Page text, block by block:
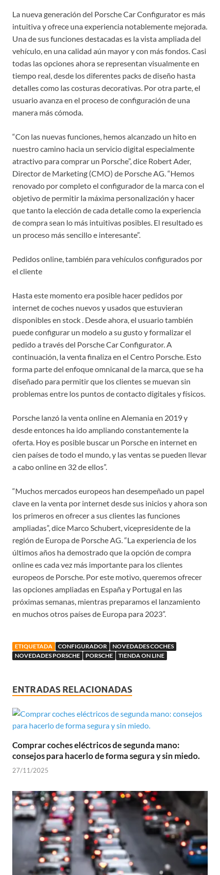
La nueva generación del Porsche Car Configurator es más
intuitiva y ofrece una experiencia notablemente mejorada.
Una de sus funciones destacadas es la vista ampliada del
vehículo, en una calidad aún mayor y con más fondos. Casi
todas las opciones ahora se representan visualmente en
tiempo real, desde los diferentes packs de diseño hasta
detalles como las costuras decorativas. Por otra parte, el
usuario avanza en el proceso de configuración de una
manera más cómoda.
“Con las nuevas funciones, hemos alcanzado un hito en
nuestro camino hacia un servicio digital especialmente
atractivo para comprar un Porsche”, dice Robert Ader,
Director de Marketing (CMO) de Porsche AG. “Hemos
renovado por completo el configurador de la marca con el
objetivo de permitir la máxima personalización y hacer
que tanto la elección de cada detalle como la experiencia
de compra sean lo más intuitivas posibles. El resultado es
un proceso más sencillo e interesante”.
Pedidos online, también para vehículos configurados por
el cliente
Hasta este momento era posible hacer pedidos por
internet de coches nuevos y usados ​​que estuvieran
disponibles en stock . Desde ahora, el usuario también
puede configurar un modelo a su gusto y formalizar el
pedido a través del Porsche Car Configurator. A
continuación, la venta finaliza en el Centro Porsche. Esto
forma parte del enfoque omnicanal de la marca, que se ha
diseñado para permitir que los clientes se muevan sin
problemas entre los puntos de contacto digitales y físicos.
Porsche lanzó la venta online en Alemania en 2019 y
desde entonces ha ido ampliando constantemente la
oferta. Hoy es posible buscar un Porsche en internet en
cien países de todo el mundo, y las ventas se pueden llevar
a cabo online en 32 de ellos”.
“Muchos mercados europeos han desempeñado un papel
clave en la venta por internet desde sus inicios y ahora son
los primeros en ofrecer a sus clientes las funciones
ampliadas”, dice Marco Schubert, vicepresidente de la
región de Europa de Porsche AG. “La experiencia de los
últimos años ha demostrado que la opción de compra
online es cada vez más importante para los clientes
europeos de Porsche. Por este motivo, queremos ofrecer
las opciones ampliadas en España y Portugal en las
próximas semanas, mientras preparamos el lanzamiento
en muchos otros países de Europa para 2023”.
ETIQUETADA CONFIGURADOR
NOVEDADES COCHES
NOVEDADES PORSCHE
PORSCHE TIENDA ON LINE
ENTRADAS RELACIONADAS
Comprar coches eléctricos de segunda mano:
consejos para hacerlo de forma segura y sin miedo.
27/11/2025